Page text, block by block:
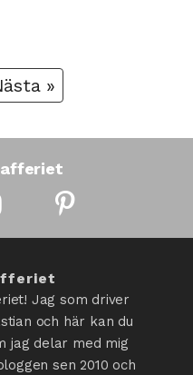
»
Jag som driver
och här kan du
jag delar med mig
sen 2010 och